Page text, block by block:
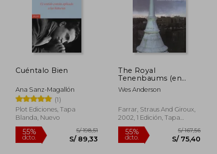
55% S/ 254,38 55%
Cuéntalo Bien
Ana Sanz-Magallón
(1)
Plot Ediciones, Tapa
Blanda, Nuevo
The Royal
Tenenbaums (en
Inglés)
Wes Anderson
Farrar, Straus And Giroux,
2002, 1 Edición, Tapa
Blanda, Nuevo